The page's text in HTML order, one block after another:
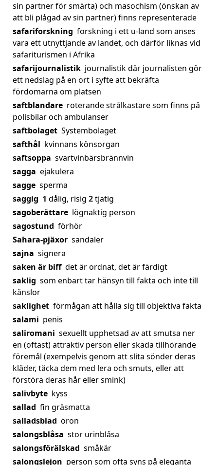
sin partner för smärta) och masochism (önskan av
att bli plågad av sin partner) finns representerade
safariforskning forskning i ett u-land som anses
vara ett utnyttjande av landet, och därför liknas vid
safariturismen i Afrika
safarijournalistik journalistik där journalisten gör
ett nedslag på en ort i syfte att bekräfta
fördomarna om platsen
saftblandare roterande strålkastare som finns på
polisbilar och ambulanser
saftbolaget Systembolaget
safthål kvinnans könsorgan
saftsoppa svartvinbärsbrännvin
sagga ejakulera
sagge sperma
saggig 1 dålig, risig 2tjatig
sagoberättare lögnaktig person
sagostund förhör
Sahara-pjäxor sandaler
sajna signera
saken är biff det är ordnat, det är färdigt
saklig som enbart tar hänsyn till fakta och inte till
känslor
saklighet förmågan att hålla sig till objektiva fakta
salami penis
saliromani sexuellt upphetsad av att smutsa ner
en (oftast) attraktiv person eller skada tillhörande
föremål (exempelvis genom att slita sönder deras
kläder, täcka dem med lera och smuts, eller att
förstöra deras hår eller smink)
salivbyte kyss
sallad fin gräsmatta
salladsblad öron
salongsblåsa stor urinblåsa
salongsförälskad småkär
salongslejon person som ofta syns på eleganta